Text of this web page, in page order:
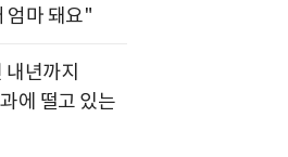
엄마 돼요"
년까지
에 떨고 있는